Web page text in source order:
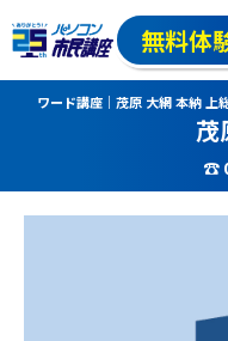
無料体
ワード講座｜茂原 大網 本納 上
茂
☎